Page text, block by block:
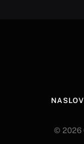
© 2026